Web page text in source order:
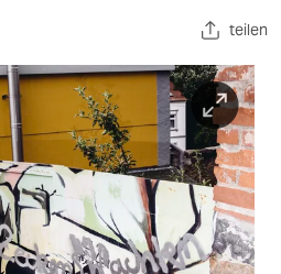
teilen